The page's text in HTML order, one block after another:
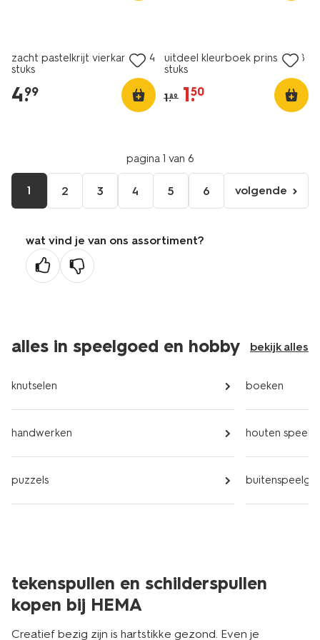
zacht pastelkrijt vierkant - 24
stuks
4.
99
uitdeel kleurboek prinses - 8
stuks
1.89 1.
50
pagina 1 van 6
1 2 3 4 5 6
volgende
pagina
volgende
wat vind je van ons assortiment?
alles in speelgoed en hobby bekijk alles
knutselen
handwerken
puzzels
boeken
houten
tekenspullen en schilderspullen
kopen bij HEMA
Creatief bezig zijn is hartstikke gezond. Even je